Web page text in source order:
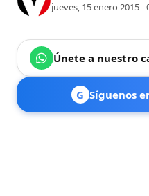
jueves, 15 enero 2015 -
Únete a nuestro
G Síguenos